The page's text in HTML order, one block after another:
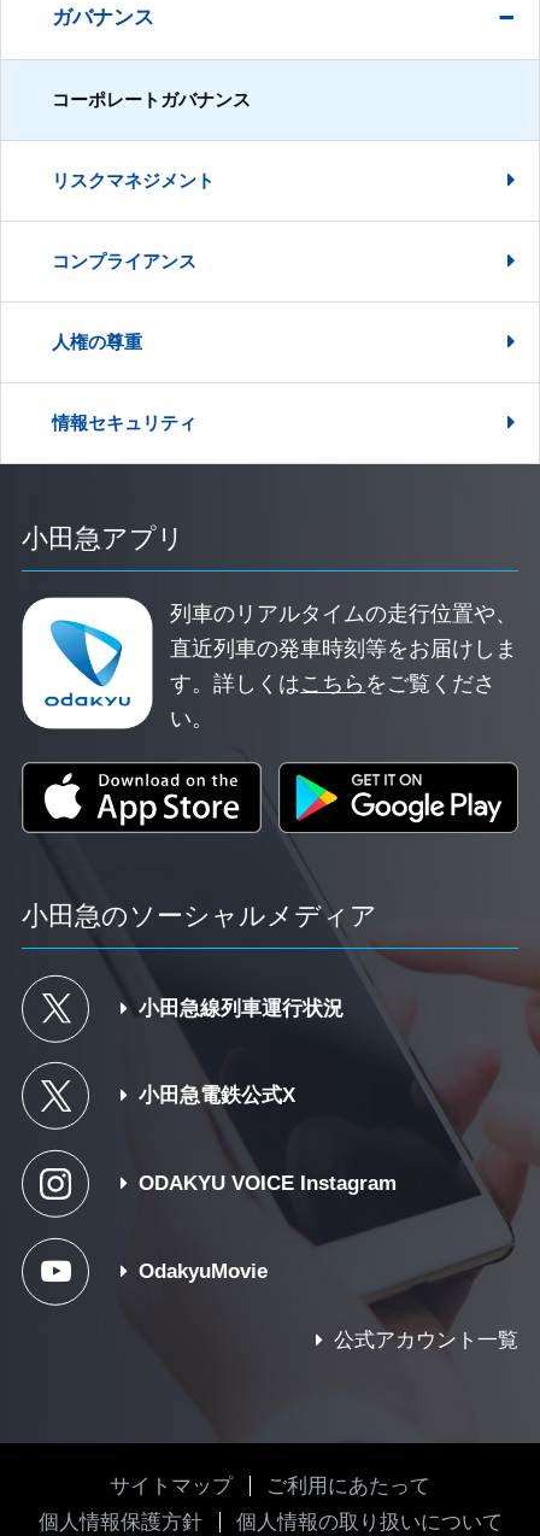
ガバナンス
コーポレートガバナンス
リスクマネジメント
コンプライアンス
人権の尊重
情報セキュリティ
小田急アプリ
列車のリアルタイムの走行位置や、
直近列車の発車時刻等をお届けしま
す。詳しくはこちら をご覧くださ
い。
小田急のソーシャルメディア
小田急線列車運行状況
小田急電鉄公式X
ODAKYU VOICE Instagram
OdakyuMovie
公式アカウント一覧
サイトマップ
ご利用にあたって
個人情報保護方針
個人情報の取り扱いについて